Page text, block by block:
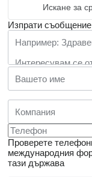
Искане за
Изпрати съобщение
Проверете
международния
тази държава